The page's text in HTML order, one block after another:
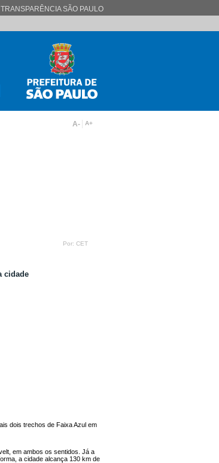
TRANSPARÊNCIA SÃO PAULO
A- A+
Por: CET
cidade
dois trechos de Faixa Azul em
em ambos os sentidos. Já a
a cidade alcança 130 km de